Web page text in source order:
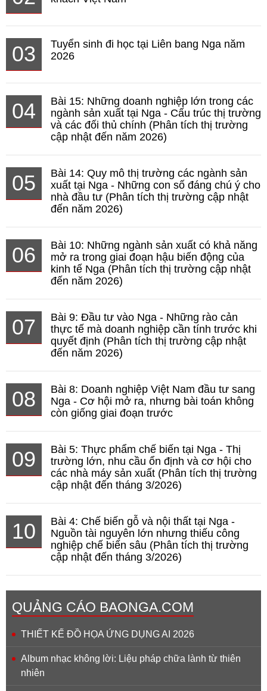
03
Tuyển sinh đi học tại Liên bang Nga năm
2026
04
Bài 15: Những doanh nghiệp lớn trong các
ngành sản xuất tại Nga - Cấu trúc thị trường
và các đối thủ chính (Phân tích thị trường
cập nhật đến năm 2026)
05
Bài 14: Quy mô thị trường các ngành sản
xuất tại Nga - Những con số đáng chú ý cho
nhà đầu tư (Phân tích thị trường cập nhật
đến năm 2026)
06
Bài 10: Những ngành sản xuất có khả năng
mở ra trong giai đoạn hậu biến động của
kinh tế Nga (Phân tích thị trường cập nhật
đến năm 2026)
07
Bài 9: Đầu tư vào Nga - Những rào cản
thực tế mà doanh nghiệp cần tính trước khi
quyết định (Phân tích thị trường cập nhật
đến năm 2026)
08
Bài 8: Doanh nghiệp Việt Nam đầu tư sang
Nga - Cơ hội mở ra, nhưng bài toán không
còn giống giai đoạn trước
09
Bài 5: Thực phẩm chế biến tại Nga - Thị
trường lớn, nhu cầu ổn định và cơ hội cho
các nhà máy sản xuất (Phân tích thị trường
cập nhật đến tháng 3/2026)
10
Bài 4: Chế biến gỗ và nội thất tại Nga -
Nguồn tài nguyên lớn nhưng thiếu công
nghiệp chế biến sâu (Phân tích thị trường
cập nhật đến tháng 3/2026)
QUẢNG CÁO BAONGA.COM
THIẾT KẾ ĐỒ HỌA ỨNG DỤNG AI 2026
Album nhạc không lời: Liệu pháp chữa lành từ thiên
nhiên